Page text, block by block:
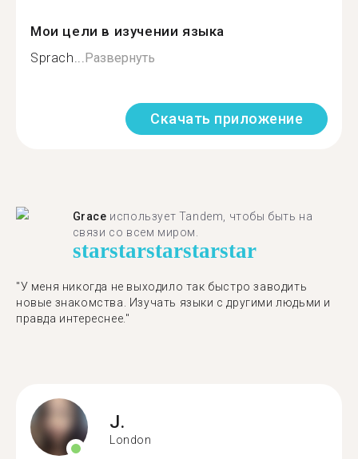
Мои цели в изучении языка
Sprach...Развернуть
Скачать приложение
Grace использует Tandem, чтобы быть на
связи со всем миром.
starstarstarstarstar
"У меня никогда не выходило так быстро заводить
новые знакомства. Изучать языки с другими людьми и
правда интереснее."
J.
London